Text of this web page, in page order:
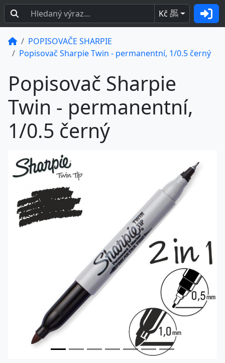
Kč BEZ
DPH
POPISOVAČE SHARPIE
Popisovač Sharpie Twin - permanentní, 1/0.5 černý
Popisovač Sharpie
Twin - permanentní,
1/0.5 černý